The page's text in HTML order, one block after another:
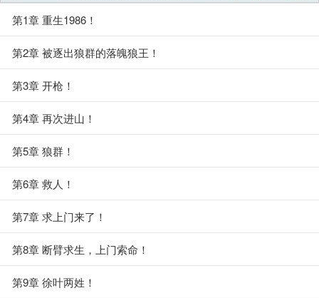
第1章 重生1986！
第2章 被逐出狼群的落魄狼王！
第3章 开枪！
第4章 再次进山！
第5章 狼群！
第6章 救人！
第7章 求上门来了！
第8章 断臂求生，上门索命！
第9章 徐叶两姓！